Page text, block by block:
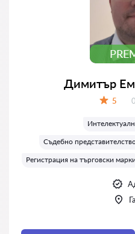
Димитър
5
Съдебно
Регистрация на търговски марки